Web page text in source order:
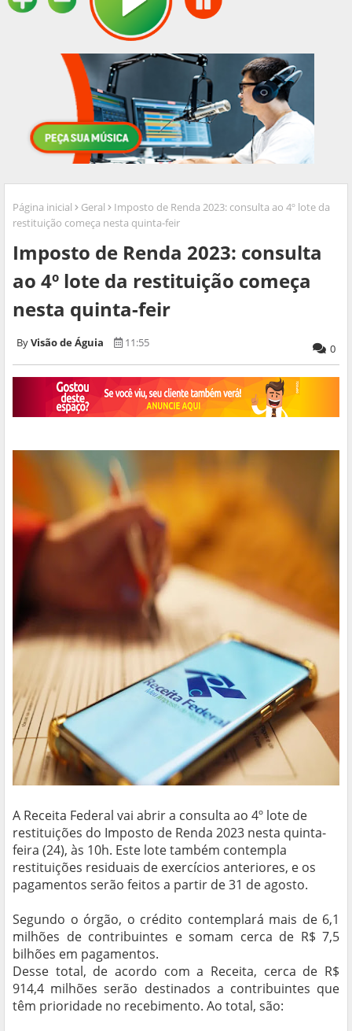
Página inicial Geral
Imposto de Renda 2023: consulta ao 4º lote da
restituição começa nesta quinta-feir
Imposto de Renda 2023: consulta
ao 4º lote da restituição começa
nesta quinta-feir
Visão de Águia 11:55 0
A Receita Federal vai abrir a consulta ao 4º lote de
restituições do Imposto de Renda 2023 nesta quinta-
feira (24), às 10h. Este lote também contempla
restituições residuais de exercícios anteriores, e os
pagamentos serão feitos a partir de 31 de agosto.
Segundo o órgão, o crédito contemplará mais de 6,1
milhões de contribuintes e somam cerca de R$ 7,5
bilhões em pagamentos.
Desse total, de acordo com a Receita, cerca de R$
914,4 milhões serão destinados a contribuintes que
têm prioridade no recebimento. Ao total, são: